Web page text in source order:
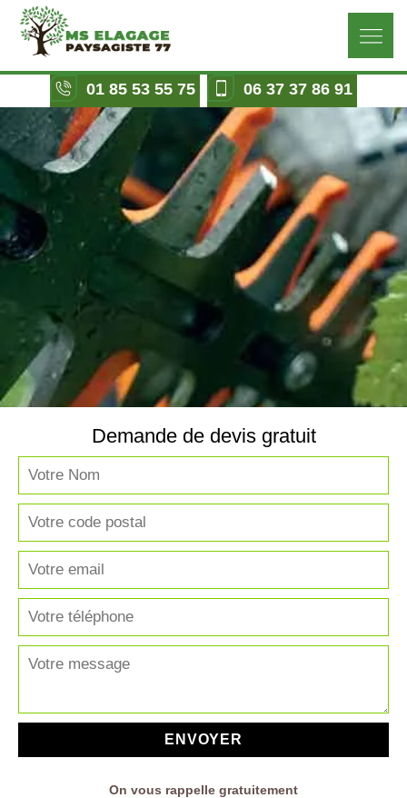
01 85 53 55 75 06 37 37 86 91
Demande de devis gratuit
On vous rappelle gratuitement